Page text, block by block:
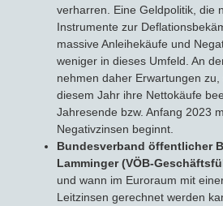
verharren. Eine Geldpolitik, die
Instrumente zur
massive Anleihekäufe und
weniger in dieses Umfeld. An
nehmen daher Erwartungen
diesem Jahr ihre Nettokäufe
Jahresende bzw. Anfang 2023
Negativzinsen beginnt.
Bundesverband öffentlicher
Lamminger (VÖB-
und wann im Euroraum mit
Leitzinsen gerechnet werden